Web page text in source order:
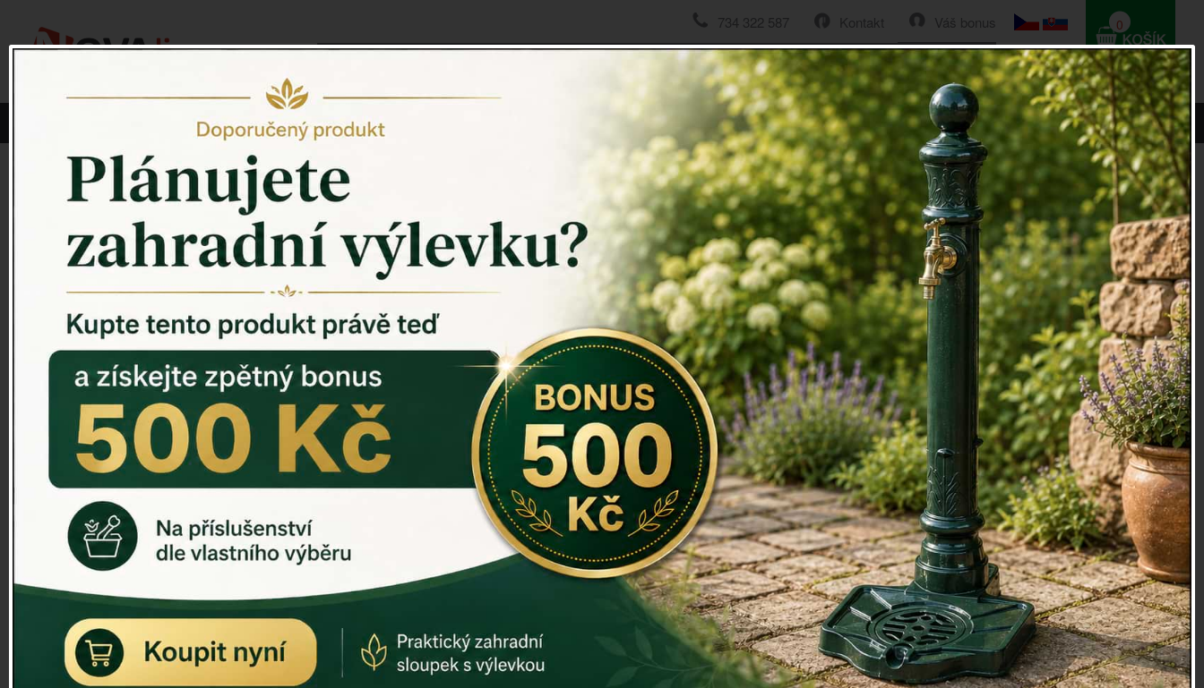
Váš bonus
Kontakt
734 322 587
HLEDAT
0
0 Kč
Vyberte si kategorii: NOVINKY
PÍTKO PRO PTÁKY
ZAHRADNÍ SOCHY
ZAHRADNÍ UMYVADLA
PTAČÍ BUDKY
Litinové škrabáky na boty
DEKORACE NA HROB
RETRO KONZOLE
Domovní čísla - litina
DEKORACE NA ZEĎ
ZVONKOHRA
ZVONY A ZVONKY
PTAČÍ KRMÍTKA
SLUNEČNÍ HODINY
Dózy na brambory a zeleninu
VÝPRODEJ - poslední kusy
Andělé, něžné sošky
Aroma lampy
Buddha soška
BUDKY PRO SÝKORKY
Budky pro vrabce
Bytový textil
Dárky pro muže
Venkovský domov Etažer na ovoce
Etažer na ovoce
Etažérje výborným pomocníkem při servírování a také vhodným
bytovým doplňkem do interiéru.
Naplněný čerstvým ovocem může být každodenní dekorací Vašeho
stolu, nebo skvěle poslouží jako přenosný tác při pořádání různých
akcí či venkovních slavností.
Materiál: drát. kov, rozměry : 26x42x26 cm.
Záruka: 2 roky
Kód:dek4108
Další parametry
Cena: 535 Kč
Vyprodáno
ks Sledovat produkt